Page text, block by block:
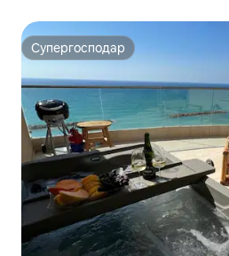
Супергосподар
Супергосподар